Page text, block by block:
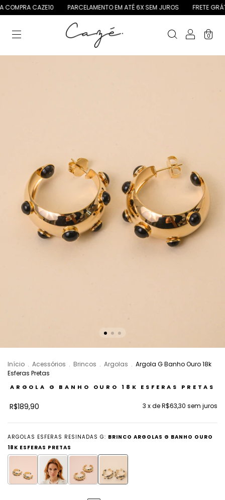
CAZE10 PARCELAMENTO EM ATÉ 6X SEM JUROS FRETE
0
Início . Acessórios . Brincos . Argolas . Argola G Banho Ouro 18k
Esferas Pretas
ARGOLA G BANHO OURO 18K ESFERAS PRETAS
R$189,90 3 x deR$63,30 sem juros
ARGOLAS ESFERAS RESINADAS G: BRINCO ARGOLAS G BANHO OURO
18K ESFERAS PRETAS